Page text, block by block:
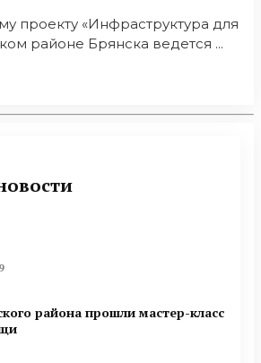
проекту «Инфраструктура для
районе Брянска ведется ...
района прошли мастер-класс